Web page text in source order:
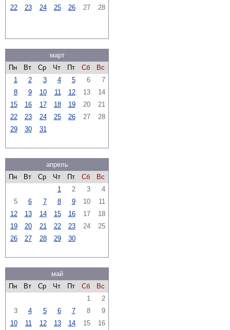
22
23 24 25 26 27 28
март
Пн
Вт Ср Чт Пт Сб
Вс
1
2 3 4 5 6
7
8
9 10 11 12 13
14
15
16 17 18 19 20
21
22
23 24 25 26 27
28
29
30 31
апрель
Пн
Вт Ср Чт Пт Сб
Вс
1
2 3
4
5
6 7 8 9 10
11
12
13 14 15 16 17
18
19
20 21 22 23 24
25
26
27 28 29 30
май
Пн
Вт Ср Чт Пт Сб
Вс
1
2
3
4 5 6 7 8
9
10
11 12 13 14 15
16